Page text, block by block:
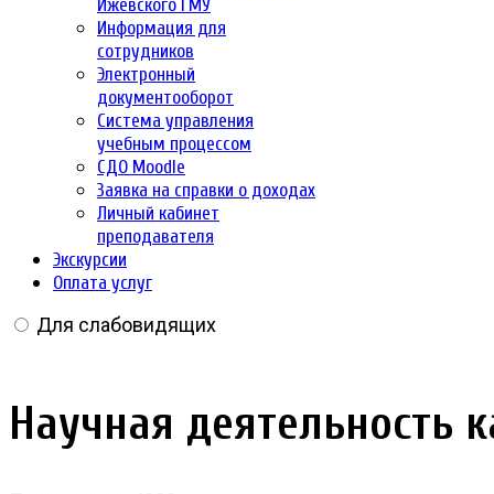
Ижевского ГМУ
Информация для
сотрудников
Электронный
документооборот
Система управления
учебным процессом
СДО Moodle
Заявка на справки о доходах
Личный кабинет
преподавателя
Экскурсии
Оплата услуг
Для слабовидящих
Научная деятельность